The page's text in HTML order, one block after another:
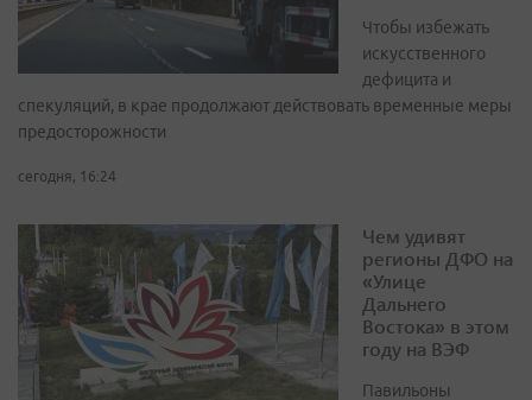
Чтобы избежать
искусственного
дефицита и
спекуляций, в крае продолжают действовать временные меры
предосторожности
сегодня, 16:24
Чем удивят
регионы ДФО на
«Улице
Дальнего
Востока» в этом
году на ВЭФ
Павильоны